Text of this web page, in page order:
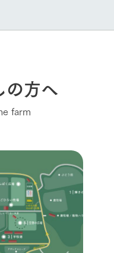
の方へ
farm